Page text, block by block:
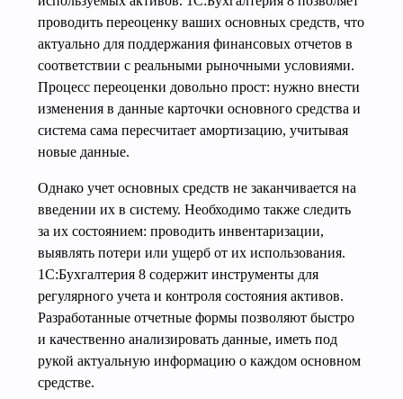
проводить переоценку ваших основных средств, что
актуально для поддержания финансовых отчетов в
соответствии с реальными рыночными условиями.
Процесс переоценки довольно прост: нужно внести
изменения в данные карточки основного средства и
система сама пересчитает амортизацию, учитывая
новые данные.
Однако учет основных средств не заканчивается на
введении их в систему. Необходимо также следить
за их состоянием: проводить инвентаризации,
выявлять потери или ущерб от их использования.
1С:Бухгалтерия 8 содержит инструменты для
регулярного учета и контроля состояния активов.
Разработанные отчетные формы позволяют быстро
и качественно анализировать данные, иметь под
рукой актуальную информацию о каждом основном
средстве.